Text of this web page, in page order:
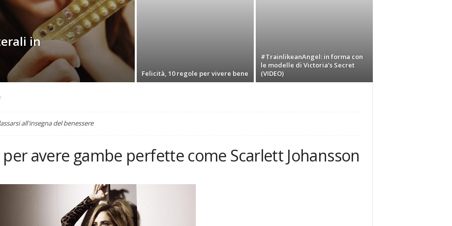
in
Felicità, 10 regole per vivere bene
#TrainlikeanAngel: in forma con
le modelle di Victoria’s Secret
(VIDEO)
all'insegna del benessere
avere gambe perfette come Scarlett Johansson